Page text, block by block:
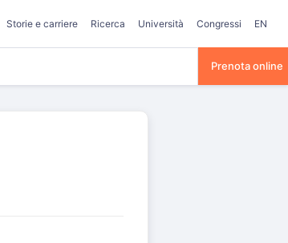
Storie e carriere Ricerca Università Congressi EN
Prenota online